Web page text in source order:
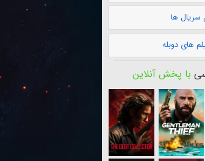
ها
های دوبله
با پخش آنلاین